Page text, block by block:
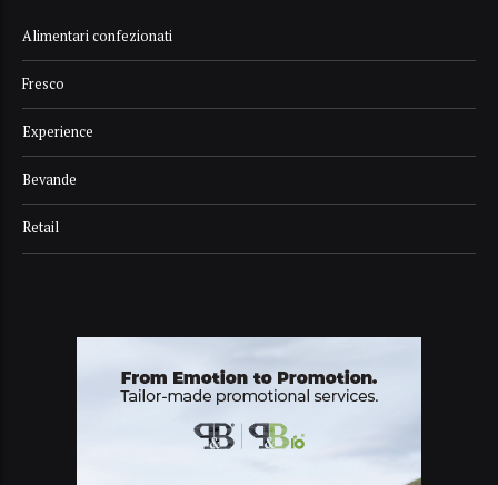
Alimentari confezionati
Fresco
Experience
Bevande
Retail